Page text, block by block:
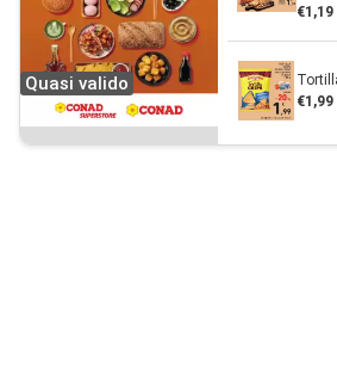
Quasi valido
€1,19
€1,99